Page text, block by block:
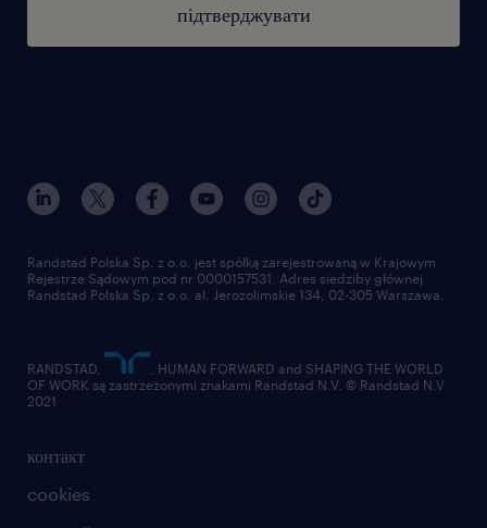
підтверджувати
контакт
cookies
Randstad Polska Sp. z o.o. jest spółką zarejestrowaną w Krajowym
Rejestrze Sądowym pod nr 0000157531. Adres siedziby głównej
Randstad Polska Sp. z o.o. al. Jerozolimskie 134, 02-305 Warszawa.
RANDSTAD,
, HUMAN FORWARD and SHAPING THE WORLD
OF WORK są zastrzeżonymi znakami Randstad N.V. © Randstad N.V
2021